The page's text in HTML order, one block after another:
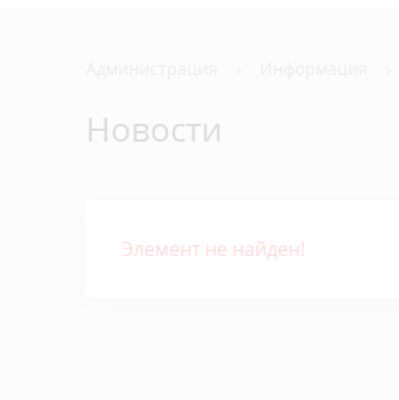
Новости
Элемент не найден!